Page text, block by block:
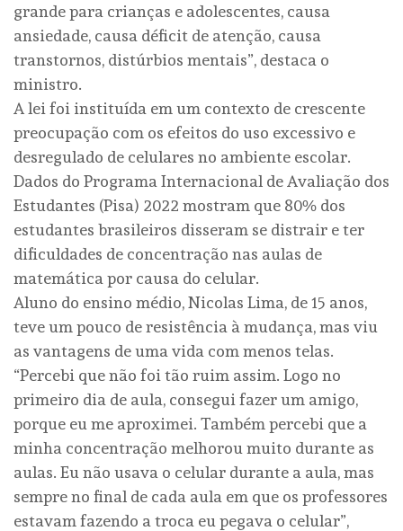
grande para crianças e adolescentes, causa
ansiedade, causa déficit de atenção, causa
transtornos, distúrbios mentais”, destaca o
ministro.
A lei foi instituída em um contexto de crescente
preocupação com os efeitos do uso excessivo e
desregulado de celulares no ambiente escolar.
Dados do Programa Internacional de Avaliação dos
Estudantes (Pisa) 2022 mostram que 80% dos
estudantes brasileiros disseram se distrair e ter
dificuldades de concentração nas aulas de
matemática por causa do celular.
Aluno do ensino médio, Nicolas Lima, de 15 anos,
teve um pouco de resistência à mudança, mas viu
as vantagens de uma vida com menos telas.
“Percebi que não foi tão ruim assim. Logo no
primeiro dia de aula, consegui fazer um amigo,
porque eu me aproximei. Também percebi que a
minha concentração melhorou muito durante as
aulas. Eu não usava o celular durante a aula, mas
sempre no final de cada aula em que os professores
estavam fazendo a troca eu pegava o celular”,